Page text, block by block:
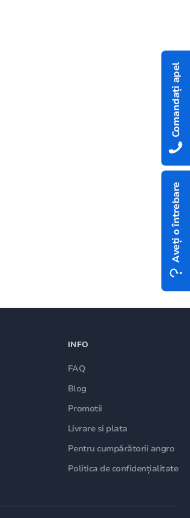
Aveți o întrebare
Comandați apel
INFO
FAQ
Blog
Promotii
Livrare si plata
Pentru cumpărătorii angro
Politica de confidențialitate